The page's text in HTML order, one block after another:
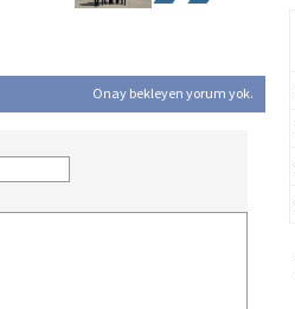
Onay bekleyen yorum yok.